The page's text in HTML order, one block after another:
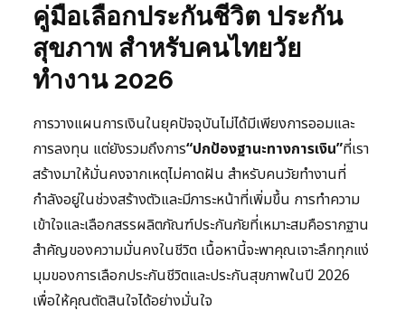
คู่มือเลือกประกันชีวิต ประกัน
สุขภาพ สำหรับคนไทยวัย
ทำงาน 2026
การวางแผนการเงินในยุคปัจจุบันไม่ได้มีเพียงการออมและ
การลงทุน แต่ยังรวมถึงการ“ปกป้องฐานะทางการเงิน”ที่เรา
สร้างมาให้มั่นคงจากเหตุไม่คาดฝัน สำหรับคนวัยทำงานที่
กำลังอยู่ในช่วงสร้างตัวและมีภาระหน้าที่เพิ่มขึ้น การทำความ
เข้าใจและเลือกสรรผลิตภัณฑ์ประกันภัยที่เหมาะสมคือรากฐาน
สำคัญของความมั่นคงในชีวิต เนื้อหานี้จะพาคุณเจาะลึกทุกแง่
มุมของการเลือกประกันชีวิตและประกันสุขภาพในปี 2026
เพื่อให้คุณตัดสินใจได้อย่างมั่นใจ